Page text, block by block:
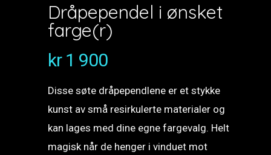
Dråpependel i ønsket
farge(r)
kr1 900
Disse søte dråpependlene er et stykke
kunst av små resirkulerte materialer og
kan lages med dine egne fargevalg. Helt
magisk når de henger i vinduet mot